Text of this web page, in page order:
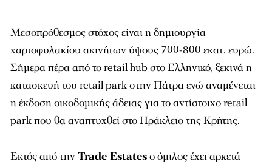
Μεσοπρόθεσμος στόχος είναι η δημιουργία
χαρτοφυλακίου ακινήτων ύψους 700-800 εκατ. ευρώ.
Σήμερα πέρα από το retail hub στο Ελληνικό, ξεκινά η
κατασκευή του retail park στην Πάτρα ενώ αναμένεται
η έκδοση οικοδομικής άδειας για το αντίστοιχο retail
park που θα αναπτυχθεί στο Ηράκλειο της Κρήτης.
Εκτός από τηνTrade Estatesο όμιλος έχει αρκετά